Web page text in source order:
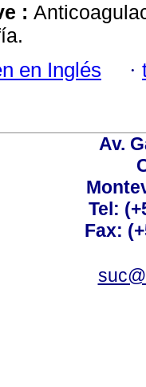
:
en Inglés ·
Av.
Tel:
Fax: